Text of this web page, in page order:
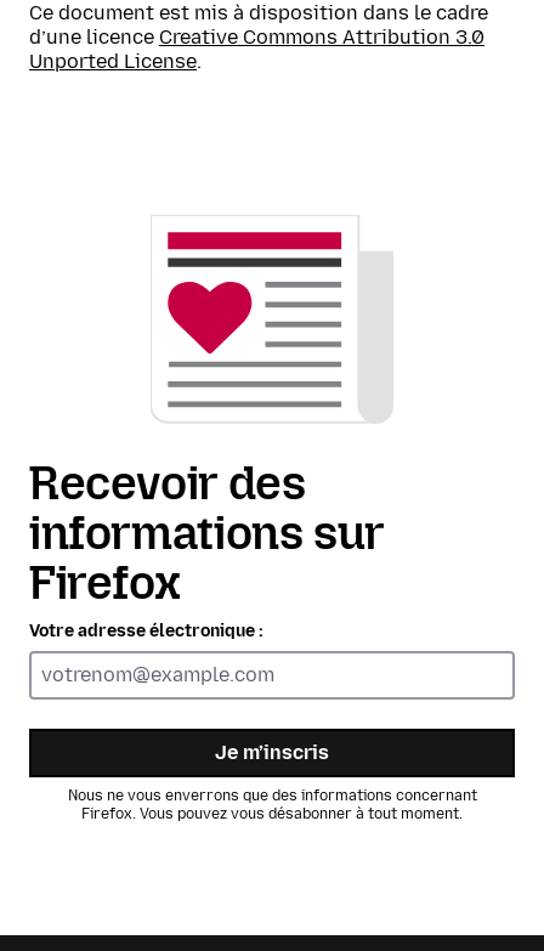
Ce document est mis à disposition dans le cadre
d’une licence Creative Commons Attribution 3.0
Unported License.
Recevoir des
informations sur
Firefox
Votre adresse électronique :
Je m’inscris
Nous ne vous enverrons que des informations concernant
Firefox. Vous pouvez vous désabonner à tout moment.